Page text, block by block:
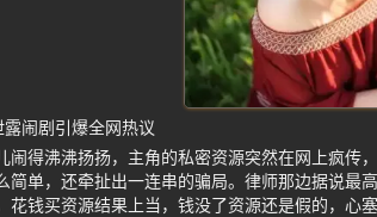
露闹剧引爆全网热议
闹得沸沸扬扬，主角的私密资源突然在网上疯传
简单，还牵扯出一连串的骗局。律师那边据说最
花钱买资源结果上当，钱没了资源还是假的，心